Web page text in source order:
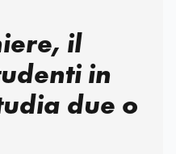
il
in
due o